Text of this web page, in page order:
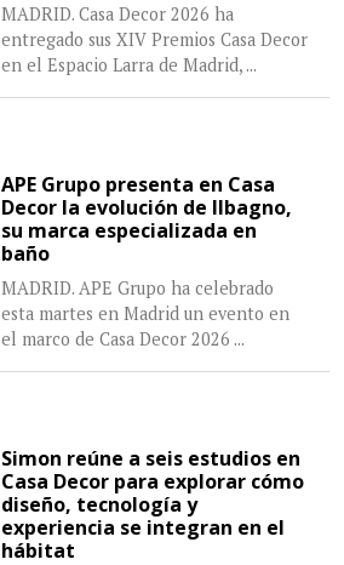
MADRID. Casa Decor 2026 ha
entregado sus XIV Premios Casa Decor
en el Espacio Larra de Madrid, ...
APE Grupo presenta en Casa
Decor la evolución de Ilbagno,
su marca especializada en
baño
MADRID. APE Grupo ha celebrado
esta martes en Madrid un evento en
el marco de Casa Decor 2026 ...
Simon reúne a seis estudios en
Casa Decor para explorar cómo
diseño, tecnología y
experiencia se integran en el
hábitat